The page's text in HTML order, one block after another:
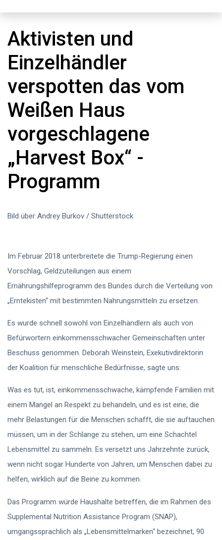
Aktivisten und
Einzelhändler
verspotten das vom
Weißen Haus
vorgeschlagene
„Harvest Box“ -
Programm
Bild über Andrey Burkov / Shutterstock
Im Februar 2018 unterbreitete die Trump-Regierung einen
Vorschlag, Geldzuteilungen aus einem
Ernährungshilfeprogramm des Bundes durch die Verteilung von
„Erntekisten“ mit bestimmten Nahrungsmitteln zu ersetzen.
Es wurde schnell sowohl von Einzelhändlern als auch von
Befürwortern einkommensschwacher Gemeinschaften unter
Beschuss genommen. Deborah Weinstein, Exekutivdirektorin
der Koalition für menschliche Bedürfnisse, sagte uns:
Was es tut, ist, einkommensschwache, kämpfende Familien mit
einem Mangel an Respekt zu behandeln, und es ist eine, die
mehr Belastungen für die Menschen schafft, die sie auftauchen
müssen, um in der Schlange zu stehen, um eine Schachtel
Lebensmittel zu sammeln. Es versetzt uns Jahrzehnte zurück,
wenn nicht sogar Hunderte von Jahren, um Menschen dabei zu
helfen, wirklich auf die Beine zu kommen.
Das Programm würde Haushalte betreffen, die im Rahmen des
Supplemental Nutrition Assistance Program (SNAP),
umgangssprachlich als „Lebensmittelmarken“ bezeichnet, 90